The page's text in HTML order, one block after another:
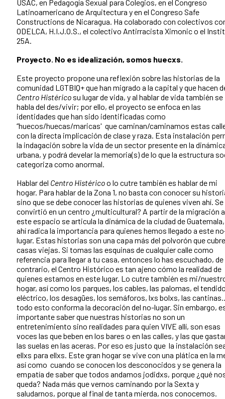
USAC, en Pedagogía Sexual para Colegios, en el Congreso
Latinoamericano de Arquitectura y en el Congreso Safe
Constructions de Nicaragua. Ha colaborado con colectivos
ODELCA, H.I.J.O.S., el colectivo Antirracista Ximonic o el
25A.
Proyecto. No es idealización, somos huecxs.
Este proyecto propone una reflexión sobre las historias de la
comunidad LGTBIQ+ que han migrado a la capital y que hacen
Centro Histérico su lugar de vida, y al hablar de vida también se
habla del des/vivir; por ello, el proyecto se enfoca en las
identidades que han sido identificadas como
“huecos/huecas/maricas' que caminan/caminamos estas
con la directa implicación de clase y raza. Esta instalación
la indagación sobre la vida de un sector presente en la
urbana, y podrá develar la memoria(s) de lo que la estructura
categoriza como anormal.
Hablar del Centro Histéricoo lo cutre también es hablar de mi
hogar. Para hablar de la Zona 1, no basta con conocer su
sino que se debe conocer las historias de quienes viven ahí. Se
convirtió en un centro ¿multicultural? A partir de la migración a
este espacio se articula la dinámica de la ciudad de
ahí radica la importancia para quienes hemos llegado a este
lugar. Estas historias son una capa más del polvorón que
casas viejas. Si tomas las esquinas de cualquier calle como
referencia para llegar a tu casa, entonces lo has escuchado, de
contrario, el Centro Histórico es tan ajeno cómo la realidad de
quienes estamos en este lugar. Lo cutre también es mi/
hogar, así como los parques, los cables, las palomas, el
eléctrico, los desagües, los semáforos, lxs bolxs, las cantinas..
todo esto conforma la decoración del no-lugar. Sin embargo,
importante saber que nuestras historias no son un
entretenimiento sino realidades para quien VIVE allí, son esas
voces las que beben en los bares o en las calles, y las que
las suelas en las aceras. Por eso es justo que la instalación
ellxs para ellxs. Este gran hogar se vive con una plática en la
así como cuando se conocen los desconocidos y se genera la
empatía de saber que todos andamos jodidxs, porque ¿qué
queda? Nada más que vernos caminando por la Sexta y
saludarnos, porque al final de tanta mierda, nos conocemos.